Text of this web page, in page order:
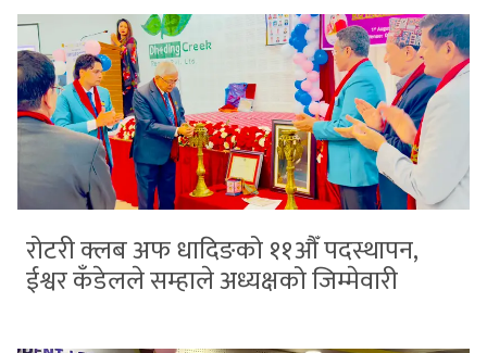
रोटरी क्लब अफ धादिङको ११औँ पदस्थापन,
ईश्वर कँडेलले सम्हाले अध्यक्षको जिम्मेवारी